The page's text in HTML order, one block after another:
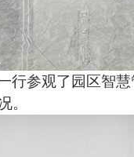
行参观了园区智
。